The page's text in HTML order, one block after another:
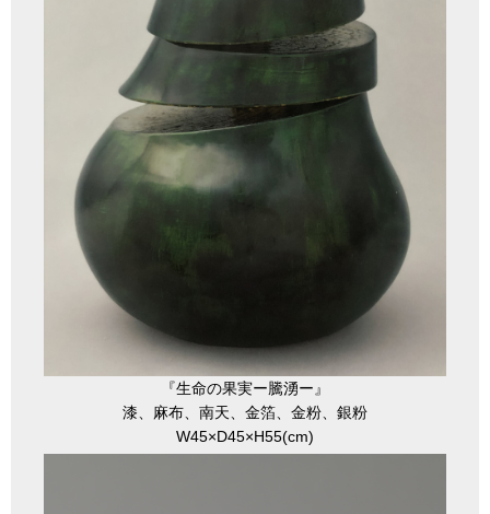
『生命の果実ー騰湧ー』
漆、麻布、南天、金箔、金粉、銀粉
W45×D45×H55(cm)